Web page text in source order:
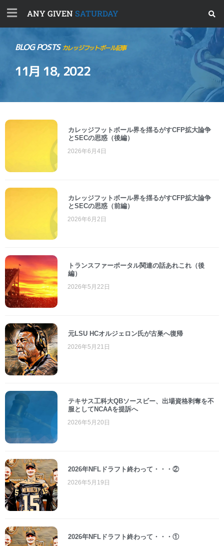
ANY GIVEN SATURDAY
BLOG POSTSカレッジフットボール記事
11月 18, 2022
カレッジフットボール界を揺るがすCFP拡大論争
とSECの思惑（後編）
2026年6月4日
カレッジフットボール界を揺るがすCFP拡大論争
とSECの思惑（前編）
2026年6月2日
トランスファーポータル関連の話あれこれ（後
編）
2026年5月22日
元LSU HCオルジェロン氏が古巣へ復帰
2026年5月21日
テキサス工科大QBソースビー、出場資格剥奪を不
服としてNCAAを提訴へ
2026年5月20日
2026年NFLドラフト終わって・・・②
2026年5月19日
2026年NFLドラフト終わって・・・①